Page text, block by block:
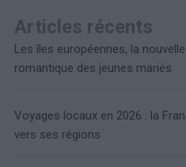
Articles récents
Les îles européennes, la
romantique des jeunes mariés
Voyages locaux en 2026 : la
vers ses régions